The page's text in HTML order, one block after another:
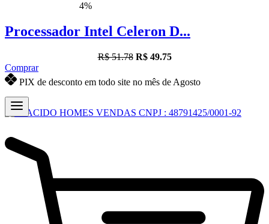
4%
Processador Intel Celeron D...
R$ 51.78 R$ 49.75
Comprar
PIX de desconto em todo site no mês de Agosto